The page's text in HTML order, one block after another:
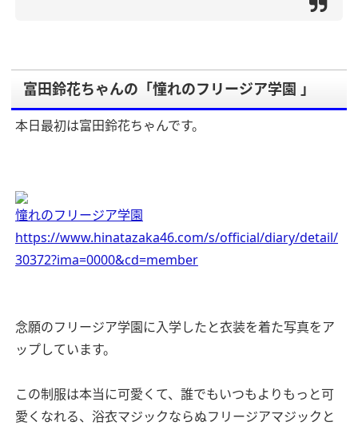
富田鈴花ちゃんの「憧れのフリージア学園 」
本日最初は富田鈴花ちゃんです。
憧れのフリージア学園
https://www.hinatazaka46.com/s/official/diary/detail/
30372?ima=0000&cd=member
念願のフリージア学園に入学したと衣装を着た写真をア
ップしています。
この制服は本当に可愛くて、誰でもいつもよりもっと可
愛くなれる、浴衣マジックならぬフリージアマジックと